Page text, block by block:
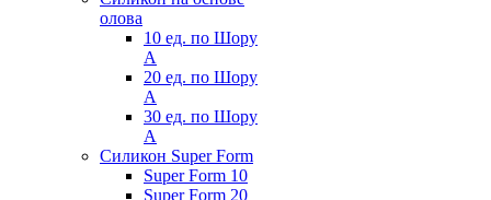
олова
10 ед. по Шору
А
20 ед. по Шору
А
30 ед. по Шору
А
Силикон Super Form
Super Form 10
Super Form 20